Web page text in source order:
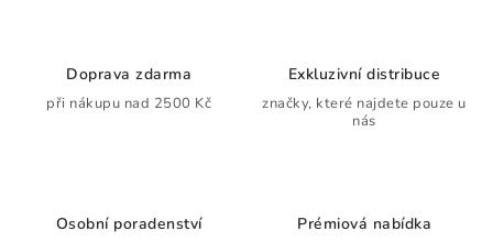
Doprava zdarma
při nákupu nad 2500 Kč
Exkluzivní distribuce
značky, které najdete pouze u
nás
Osobní poradenství Prémiová nabídka